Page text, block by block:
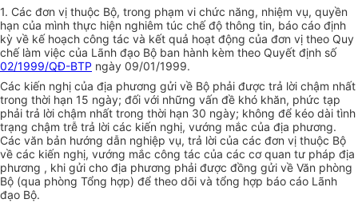
1. Các đơn vị thuộc Bộ, trong phạm vi chức năng, nhiệm vụ, quyền
hạn của mình thực hiện nghiêm túc chế độ thông tin, báo cáo định
kỳ về kế hoạch công tác và kết quả hoạt động của đơn vị theo Quy
chế làm việc của Lãnh đạo Bộ ban hành kèm theo Quyết định số
02/1999/QĐ-BTP ngày 09/01/1999.
Các kiến nghị của địa phương gửi về Bộ phải được trả lời chậm nhất
trong thời hạn 15 ngày; đối với những vấn đề khó khăn, phức tạp
phải trả lời chậm nhất trong thời hạn 30 ngày; không để kéo dài tình
trạng chậm trễ trả lời các kiến nghị, vướng mắc của địa phương.
Các văn bản hướng dẫn nghiệp vụ, trả lời của các đơn vị thuộc Bộ
về các kiến nghị, vướng mắc công tác của các cơ quan tư pháp địa
phương , khi gửi cho địa phương phải được đồng gửi về Văn phòng
Bộ (qua phòng Tổng hợp) để theo dõi và tổng hợp báo cáo Lãnh
đạo Bộ.